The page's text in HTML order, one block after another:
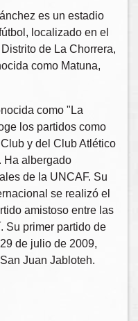
es un estadio
localizado en el
de La Chorrera,
como Matuna,
como "La
los partidos como
y del Club Atlético
Ha albergado
de la UNCAF. Su
se realizó el
amistoso entre las
Su primer partido de
de julio de 2009,
Juan Jabloteh.